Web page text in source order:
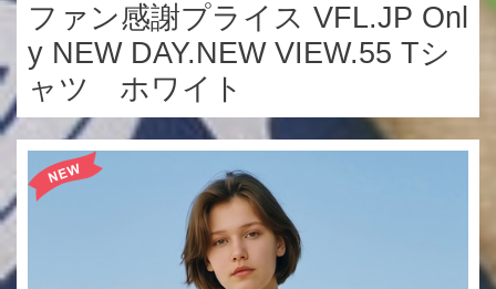
ファン感謝プライス VFL.JP Onl
y NEW DAY.NEW VIEW.55 Tシ
ャツ ホワイト